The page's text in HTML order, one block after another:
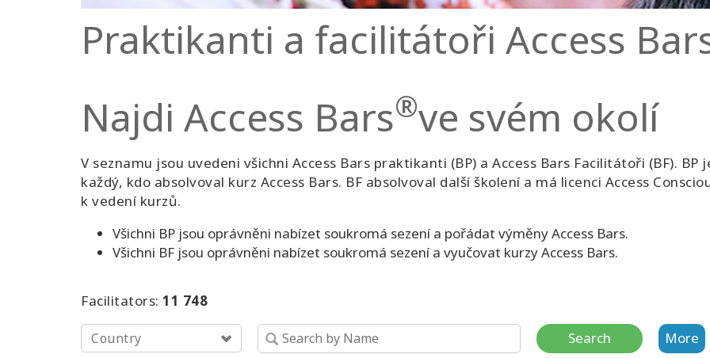
Praktikanti a facilitátoři Access
Najdi Access Bars®ve svém okolí
V seznamu jsou uvedeni všichni Access Bars praktikanti (BP) a Access Bars Facilitátoři (BF). BP
každý, kdo absolvoval kurz Access Bars. BF absolvoval další školení a má licenci Access
k vedení kurzů.
Všichni BP jsou oprávněni nabízet soukromá sezení a pořádat výměny Access Bars.
Všichni BF jsou oprávněni nabízet soukromá sezení a vyučovat kurzy Access Bars.
Facilitators: 11 748
Country Search More